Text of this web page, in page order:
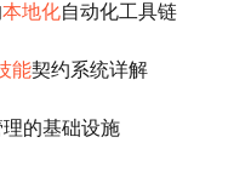
本地化自动化工具链
能契约系统详解
的基础设施